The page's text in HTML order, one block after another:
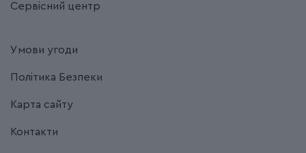
Сервісний центр
Умови угоди
Політика Безпеки
Карта сайту
Контакти